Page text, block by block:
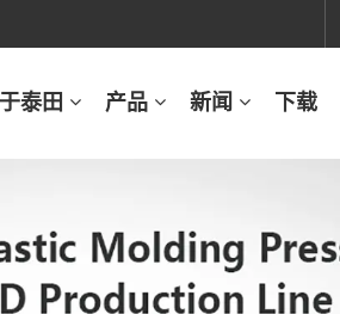
泰田 产品 新闻 下载